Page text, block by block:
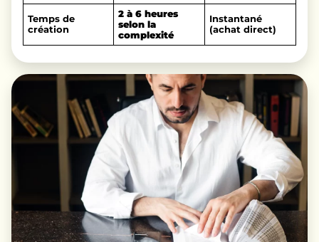
Temps de
création
2 à 6 heures
selon la
complexité
Instantané
(achat direct)